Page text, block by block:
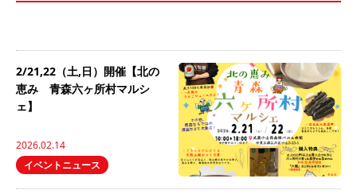
2/21,22（土,日）開催【北の
恵み 青森六ヶ所村マルシ
ェ】
2026.02.14
イベントニュース